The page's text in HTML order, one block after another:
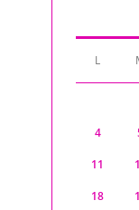
L
4
11
18